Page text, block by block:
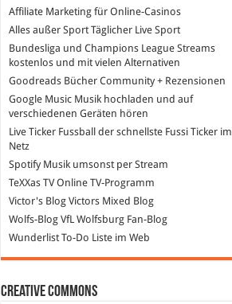
Affiliate Marketingfür Online-Casinos
Alles außer SportTäglicher Live Sport
Bundesliga und Champions League Streams
kostenlos und mit vielen Alternativen
GoodreadsBücher Community + Rezensionen
Google MusicMusik hochladen und auf
verschiedenen Geräten hören
Live Ticker Fussball
der schnellste Fussi Ticker im
Netz
SpotifyMusik umsonst per Stream
TeXXas TVOnline TV-Programm
Victor's BlogVictors Mixed Blog
Wolfs-BlogVfL Wolfsburg Fan-Blog
WunderlistTo-Do Liste im Web
Creative Commons